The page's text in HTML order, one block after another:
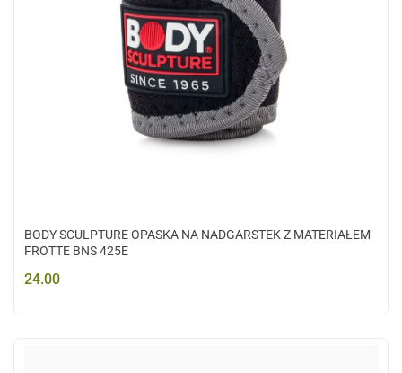
BODY SCULPTURE OPASKA NA NADGARSTEK Z MATERIAŁEM
FROTTE BNS 425E
24.00